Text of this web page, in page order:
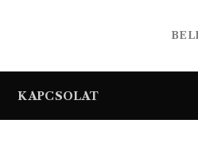
KAPCSOLAT